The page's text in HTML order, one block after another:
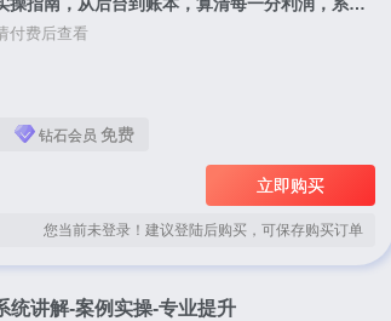
付费后查看
钻石会员 免费
立即购买
您当前未登录！建议登陆后购买，可保存购买订单
统讲解-案例实操-专业提升